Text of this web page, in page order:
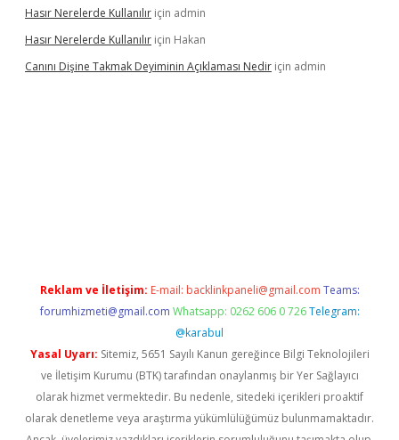
Hasır Nerelerde Kullanılır için admin
Hasır Nerelerde Kullanılır için Hakan
Canını Dişine Takmak Deyiminin Açıklaması Nedir için admin
Reklam ve İletişim: E-mail: backlinkpaneli@gmail.com Teams:
forumhizmeti@gmail.com Whatsapp: 0262 606 0 726 Telegram:
@karabul
Yasal Uyarı: Sitemiz, 5651 Sayılı Kanun gereğince Bilgi Teknolojileri
ve İletişim Kurumu (BTK) tarafından onaylanmış bir Yer Sağlayıcı
olarak hizmet vermektedir. Bu nedenle, sitedeki içerikleri proaktif
olarak denetleme veya araştırma yükümlülüğümüz bulunmamaktadır.